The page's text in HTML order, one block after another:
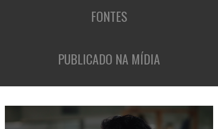
FONTES
PUBLICADO NA MÍDIA